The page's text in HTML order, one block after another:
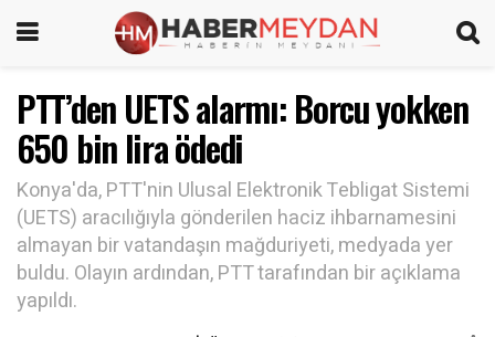
PTT’den UETS alarmı: Borcu yokken
650 bin lira ödedi
Konya'da, PTT'nin Ulusal Elektronik Tebligat Sistemi
(UETS) aracılığıyla gönderilen haciz ihbarnamesini
almayan bir vatandaşın mağduriyeti, medyada yer
buldu. Olayın ardından, PTT tarafından bir açıklama
yapıldı.